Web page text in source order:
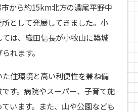
から約15km北方の濃尾平野中
として発展してきました。小
は、織田信長が小牧山に築城
れます。
住環境と高い利便性を兼ね備
す。病院やスーパー、子育て施
います。また、山や公園なども